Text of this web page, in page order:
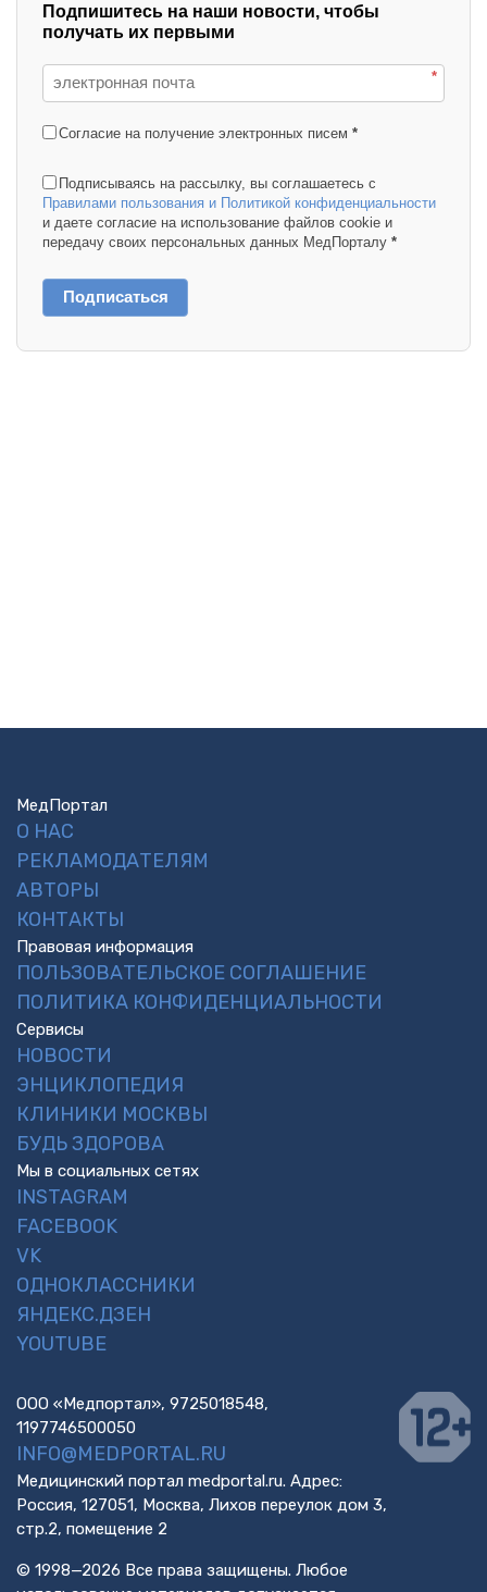
Подпишитесь на наши новости, чтобы
получать их первыми
*
Согласие на получение электронных писем *
Подписываясь на рассылку, вы соглашаетесь с
Правилами пользования и Политикой конфиденциальности
и даете согласие на использование файлов cookie и
передачу своих персональных данных МедПорталу *
Подписаться
МедПортал
О НАС
РЕКЛАМОДАТЕЛЯМ
АВТОРЫ
КОНТАКТЫ
Правовая информация
ПОЛЬЗОВАТЕЛЬСКОЕ СОГЛАШЕНИЕ
ПОЛИТИКА КОНФИДЕНЦИАЛЬНОСТИ
Сервисы
НОВОСТИ
ЭНЦИКЛОПЕДИЯ
КЛИНИКИ МОСКВЫ
БУДЬ ЗДОРОВА
Мы в социальных сетях
INSTAGRAM
FACEBOOK
VK
ОДНОКЛАССНИКИ
ЯНДЕКС.ДЗЕН
YOUTUBE
ООО «Медпортал», 9725018548,
1197746500050
INFO@MEDPORTAL.RU
Медицинский портал medportal.ru. Адрес:
Россия, 127051, Москва, Лихов переулок дом 3,
стр.2, помещение 2
© 1998—2026 Все права защищены. Любое